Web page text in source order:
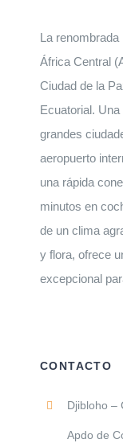
La
África Central
Ciudad de la
Ecuatorial.
grandes
aeropuerto
una rápida
minutos en
de un clima
y flora, ofrece
excepcional
CONTACTO
Djibloho –
Apdo de